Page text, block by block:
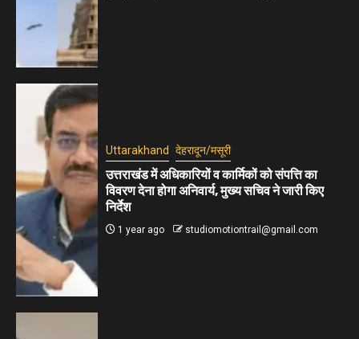
Uttarakhand देहरादून/मसूरी
उत्तराखंड में अधिकारियों व कार्मिकों को संपत्ति का
विवरण देना होगा अनिवार्य, मुख्य सचिव ने जारी किए
निर्देश
1 year ago studiomotiontrail@gmail.com